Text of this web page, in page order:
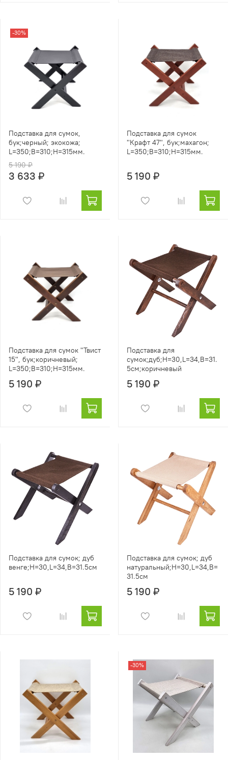
-30%
Подставка для сумок,
бук;черный; экокожа;
L=350;B=310;Н=315мм.
5 190 ₽
3 633 ₽
Подставка для сумок
"Крафт 47", бук;махагон;
L=350;B=310;Н=315мм.
5 190 ₽
Подставка для сумок "Твист
15", бук;коричневый;
L=350;B=310;Н=315мм.
5 190 ₽
Подставка для
сумок;дуб;H=30,L=34,B=31.
5см;коричневый
5 190 ₽
Подставка для сумок; дуб
венге;H=30,L=34,B=31.5см
5 190 ₽
Подставка для сумок; дуб
натуральный;H=30,L=34,B=
31.5см
5 190 ₽
-30%